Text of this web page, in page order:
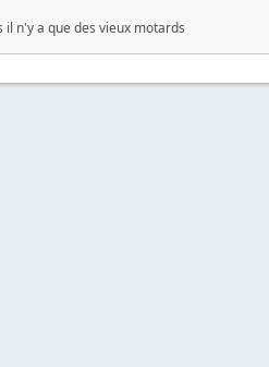
n'y a que des vieux motards